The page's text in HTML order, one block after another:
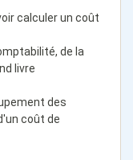
calculer un coût
de la
livre
des
coût de